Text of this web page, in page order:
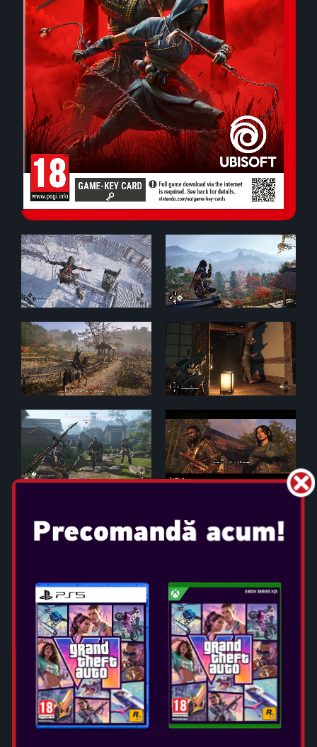
ASSASSIN'S CREED
SHADOWS
Selectați ediția:
Indiferent dacă ești acasă sau în deplasare,
experimentează Assassin's Creed Shadows într-un mod
complet nou și unic cu Nintendo Switch 2.
STĂPÂNEȘTE CELE MAI
PROFUNDE MECANISME DE
STEALTH ALE SERIEI ȘI